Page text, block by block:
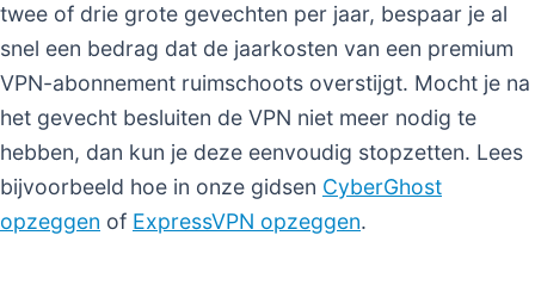
twee of drie grote gevechten per jaar, bespaar je al
snel een bedrag dat de jaarkosten van een premium
VPN-abonnement ruimschoots overstijgt. Mocht je na
het gevecht besluiten de VPN niet meer nodig te
hebben, dan kun je deze eenvoudig stopzetten. Lees
bijvoorbeeld hoe in onze gidsen CyberGhost
opzeggen of ExpressVPN opzeggen.